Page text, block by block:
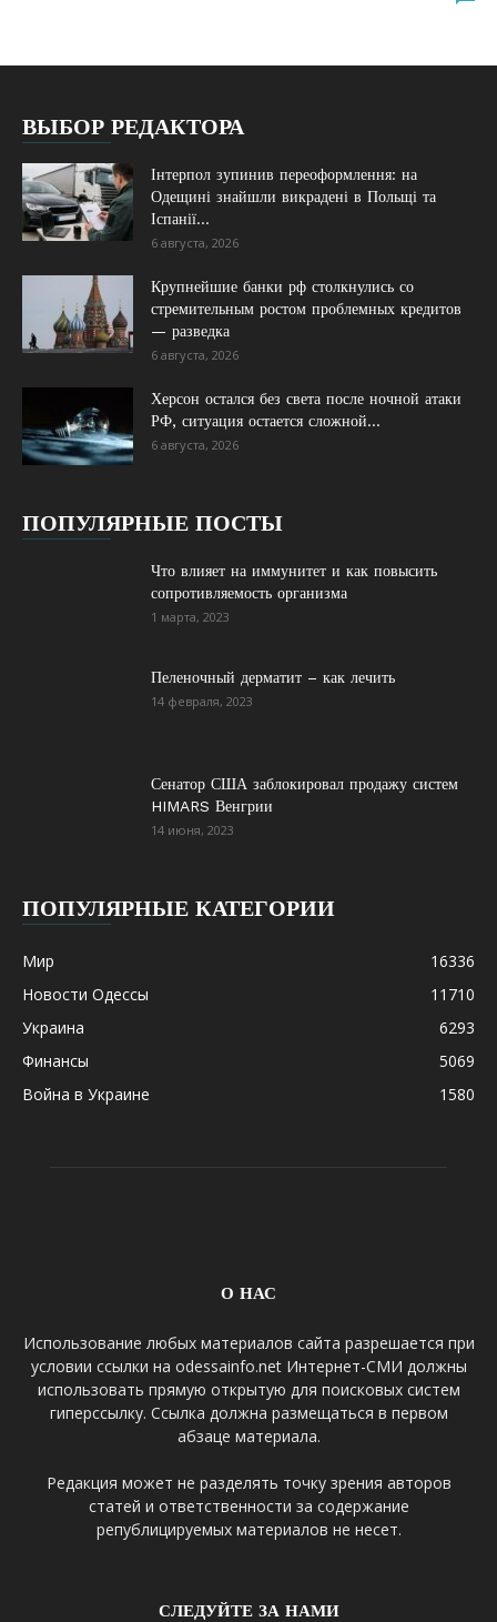
ВЫБОР РЕДАКТОРА
Інтерпол зупинив переоформлення: на
Одещині знайшли викрадені в Польщі та
Іспанії...
6 августа, 2026
Крупнейшие банки рф столкнулись со
стремительным ростом проблемных кредитов
— разведка
6 августа, 2026
Херсон остался без света после ночной атаки
РФ, ситуация остается сложной...
6 августа, 2026
ПОПУЛЯРНЫЕ ПОСТЫ
Что влияет на иммунитет и как повысить
сопротивляемость организма
1 марта, 2023
Пеленочный дерматит – как лечить
14 февраля, 2023
Сенатор США заблокировал продажу систем
HIMARS Венгрии
14 июня, 2023
ПОПУЛЯРНЫЕ КАТЕГОРИИ
Мир
16336
Новости Одессы
11710
Украина
6293
Финансы
5069
Война в Украине
1580
О НАС
Использование любых материалов сайта разрешается при
условии ссылки на odessainfo.net Интернет-СМИ должны
использовать прямую открытую для поисковых систем
гиперссылку. Ссылка должна размещаться в первом
абзаце материала.
Редакция может не разделять точку зрения авторов
статей и ответственности за содержание
републицируемых материалов не несет.
СЛЕДУЙТЕ ЗА НАМИ